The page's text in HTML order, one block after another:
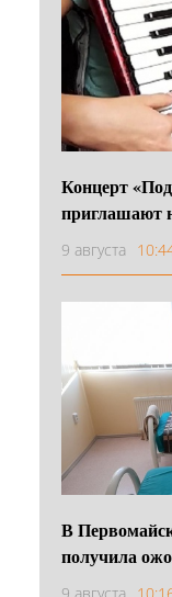
Концерт
приглашают
9 августа
В
получила